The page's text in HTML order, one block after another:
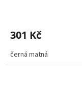
301 Kč
černá matná